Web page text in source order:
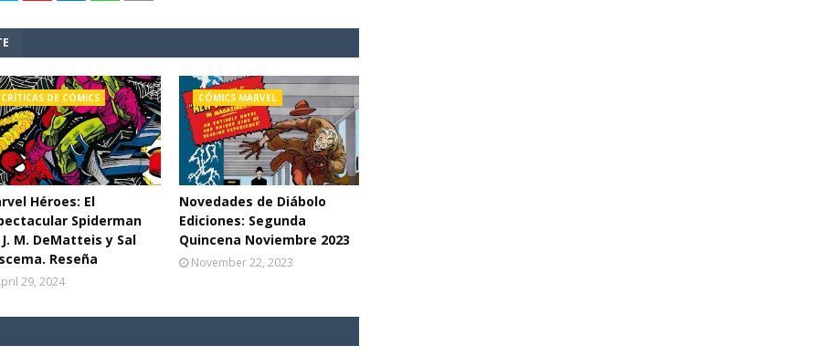
CRÍTICAS DE CÓMICS
Héroes: El
Spiderman
M. DeMatteis y Sal
Reseña
29, 2024
CÓMICS MARVEL
Novedades de Diábolo
Ediciones: Segunda
Quincena Noviembre 2023
November 22, 2023